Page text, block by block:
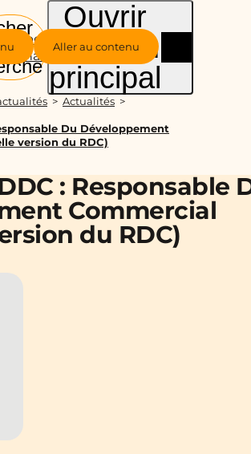
Aller au contenu
Groupe
Ouvrir
le menu
principal
Actualités
Du Développement
version du RDC)
: Responsable
Commercial
du RDC)